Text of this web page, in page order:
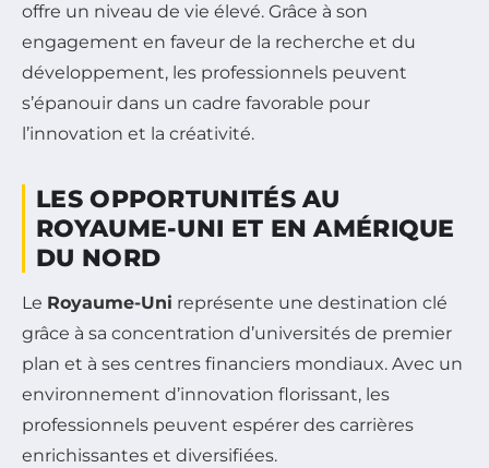
offre un niveau de vie élevé. Grâce à son
engagement en faveur de la recherche et du
développement, les professionnels peuvent
s’épanouir dans un cadre favorable pour
l’innovation et la créativité.
LES OPPORTUNITÉS AU
ROYAUME-UNI ET EN AMÉRIQUE
DU NORD
Le Royaume-Uni représente une destination clé
grâce à sa concentration d’universités de premier
plan et à ses centres financiers mondiaux. Avec un
environnement d’innovation florissant, les
professionnels peuvent espérer des carrières
enrichissantes et diversifiées.